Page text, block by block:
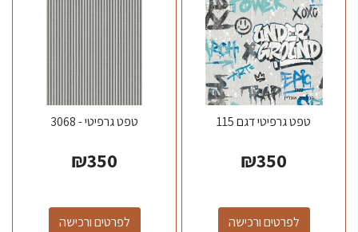
טפט גרפיטי דגם 115
₪350
לפרטים ורכישה
טפט גרפיטי - 3068
₪350
לפרטים ורכישה